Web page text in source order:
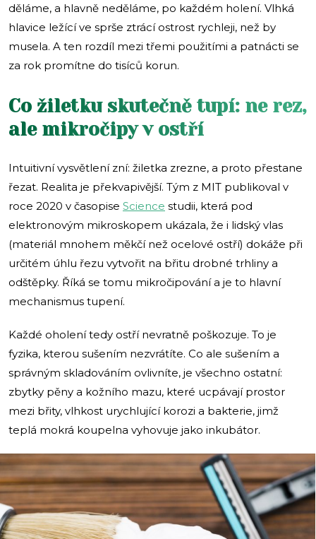
děláme, a hlavně neděláme, po každém holení. Vlhká
hlavice ležící ve sprše ztrácí ostrost rychleji, než by
musela. A ten rozdíl mezi třemi použitími a patnácti se
za rok promítne do tisíců korun.
Co žiletku skutečně tupí: ne rez,
ale mikročipy v ostří
Intuitivní vysvětlení zní: žiletka zrezne, a proto přestane
řezat. Realita je překvapivější. Tým z MIT publikoval v
roce 2020 v časopise Science studii, která pod
elektronovým mikroskopem ukázala, že i lidský vlas
(materiál mnohem měkčí než ocelové ostří) dokáže při
určitém úhlu řezu vytvořit na břitu drobné trhliny a
odštěpky. Říká se tomu mikročipování a je to hlavní
mechanismus tupení.
Každé oholení tedy ostří nevratně poškozuje. To je
fyzika, kterou sušením nezvrátíte. Co ale sušením a
správným skladováním ovlivníte, je všechno ostatní:
zbytky pěny a kožního mazu, které ucpávají prostor
mezi břity, vlhkost urychlující korozi a bakterie, jimž
teplá mokrá koupelna vyhovuje jako inkubátor.